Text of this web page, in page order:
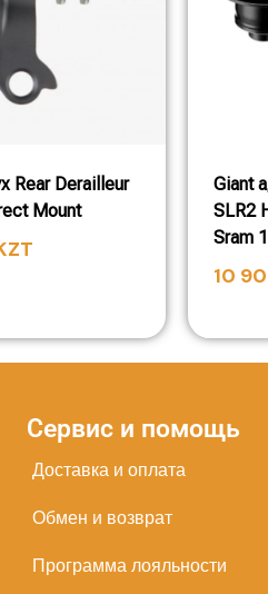
Rear Derailleur
Mount
Giant
SLR2
Sram
10
Сервис и помощь
Доставка и оплата
Обмен и возврат
Программа лояльности